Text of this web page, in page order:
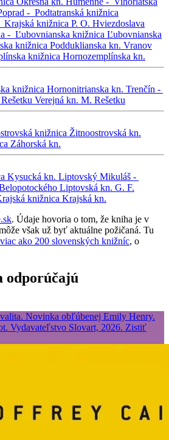
- Podtatranská knižnica
Krajská knižnica P. O. Hviezdoslava
- Ľubovnianska knižnica Ľubovnianska
knižnica Podduklianska kn. Vranov
knižnica Hornozemplínska kn.
knižnica Hornonitrianska kn. Trenčín -
Verejná kn. M. Rešetku
knižnica Žitnoostrovská kn.
Záhorská kn.
Kysucká kn. Liptovský Mikuláš -
Liptovská kn. G. F.
knižnica Krajská kn.
. Údaje hovoria o tom, že kniha je v
však už byť aktuálne požičaná. Tu
ako 200 slovenských knižníc, o
odporúčajú